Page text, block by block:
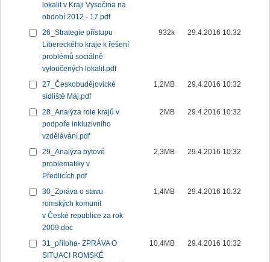
lokalit v Kraji Vysočina na
období 2012 - 17.pdf
26_Strategie přístupu
Libereckého kraje k řešení
problémů sociálně
vyloučených lokalit.pdf
932k 29.4.2016 10:32
27_Českobudějovické
sídliště Máj.pdf
1,2MB 29.4.2016 10:32
28_Analýza role krajů v
podpoře inkluzivního
vzdělávání.pdf
2MB 29.4.2016 10:32
29_Analýza bytové
problematiky v
Předlicích.pdf
2,3MB 29.4.2016 10:32
30_Zpráva o stavu
romských komunit
v České republice za rok
2009.doc
1,4MB 29.4.2016 10:32
31_příloha- ZPRÁVA O
SITUACI ROMSKÉ
10,4MB 29.4.2016 10:32